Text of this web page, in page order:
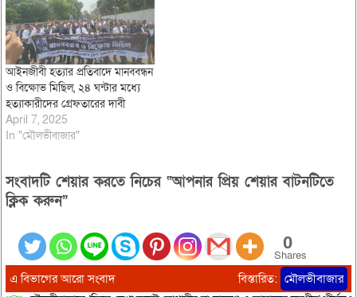
আইনজীবী হত্যার প্রতিবাদে মানববন্ধন
ও বিক্ষোভ মিছিল, ২৪ ঘন্টার মধ্যে
হত্যাকারীদের গ্রেফতারের দাবী
April 7, 2025
In "মৌলভীবাজার"
সংবাদটি শেয়ার করতে নিচের “আপনার প্রিয় শেয়ার বাটনটিতে
ক্লিক করুন”
0
Shares
এ বিভাগের আরো সংবাদ বিস্তারিত: মৌলভীবাজার